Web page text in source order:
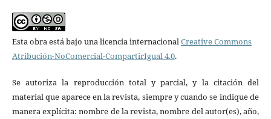
Esta obra está bajo una licencia internacionalCreative Commons
Atribución-NoComercial-CompartirIgual 4.0.
Se autoriza la reproducción total y parcial, y la citación del
material que aparece en la revista, siempre y cuando se indique de
manera explícita: nombre de la revista, nombre del autor(es), año,